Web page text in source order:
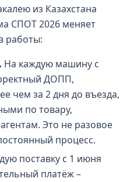
из Казахстана
СПОТ 2026 меняет
работы:
На каждую машину с
ДОПП,
чем за 2 дня до въезда,
по товару,
Это не разовое
процесс.
поставку с 1 июня
платёж –